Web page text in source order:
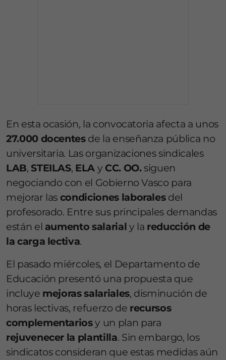
En esta ocasión, la convocatoria afecta a unos
27.000 docentesde la enseñanza pública no
universitaria. Las organizaciones sindicales
LAB,STEILAS, ELA y CC. OO.siguen
negociando con el Gobierno Vasco para
mejorar las condiciones laboralesdel
profesorado. Entre sus principales demandas
están el aumento salarial y la reducción de
la carga lectiva.
El pasado miércoles, el Departamento de
Educación presentó una propuesta que
incluye mejoras salariales, disminución de
horas lectivas, refuerzo de recursos
complementariosy un plan para
rejuvenecer la plantilla. Sin embargo, los
sindicatos consideran que estas medidas aún